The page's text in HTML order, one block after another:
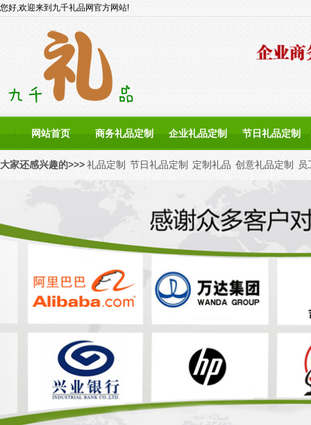
网站首页 商务礼品定制 企业礼品定制 节日礼品定制
您好,欢迎来到九千礼品网官方网站!
大家还感兴趣的>>>礼品定制 节日礼品定制 定制礼品 创意礼品定制 员